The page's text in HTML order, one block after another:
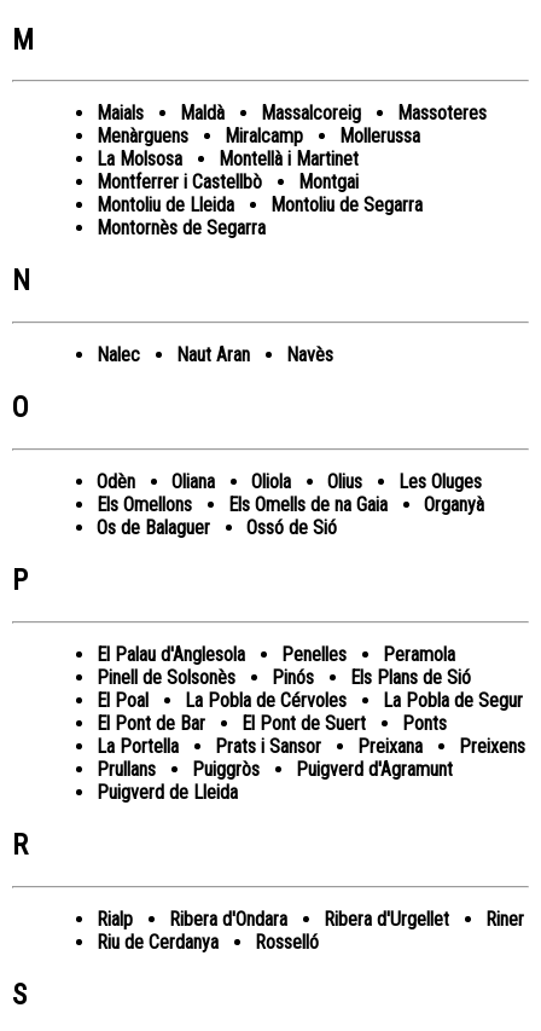
M
Maials Maldà Massalcoreig
Massoteres
Menàrguens
Miralcamp
Mollerussa
La Molsosa
Montellà i Martinet
Montferrer i Castellbò
Montgai
Montoliu de Lleida
Montoliu de Segarra
Montornès de Segarra
N
Nalec Naut Aran Navès
O
Odèn Oliana Oliola Olius
Les Oluges
Els Omellons
Els Omells de na Gaia
Organyà
Os de Balaguer
Ossó de Sió
P
El Palau d'Anglesola Penelles
Peramola
Pinell de Solsonès
Pinós
Els Plans de Sió
El Poal
La Pobla de Cérvoles
La Pobla de Segur
El Pont de Bar
El Pont de Suert
Ponts
La Portella
Prats i Sansor Preixana
Preixens
Prullans
Puiggròs
Puigverd d'Agramunt
Puigverd de Lleida
R
Rialp Ribera d'Ondara Ribera d'Urgellet
Riner
Riu de Cerdanya
Rosselló
S